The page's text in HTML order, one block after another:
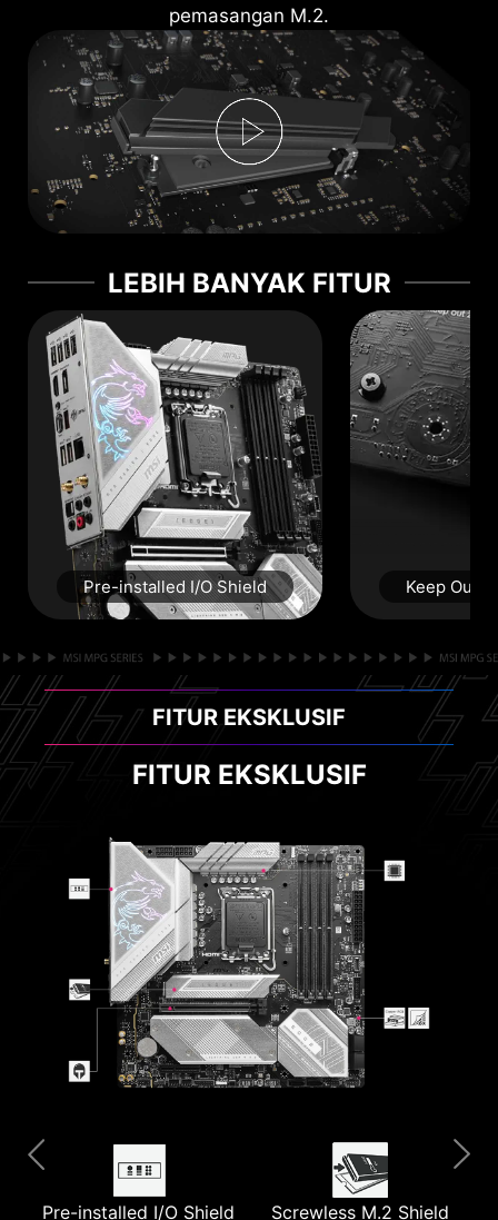
pemasangan M.2.
LEBIH BANYAK FITUR
Pre-installed I/O Shield Keep Out
FITUR EKSKLUSIF
FITUR EKSKLUSIF
Pre-installed I/O Shield Screwless M.2 Shield
Extended Heatsink M.2 Shield Frozr